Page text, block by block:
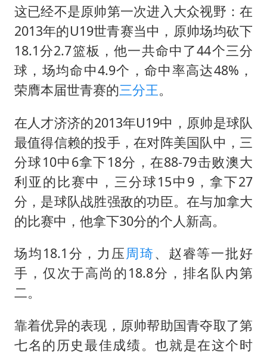
这已经不是原帅第一次进入大众视野：在
2013年的U19世青赛当中，原帅场均砍下
18.1分2.7篮板，他一共命中了44个三分
球，场均命中4.9个，命中率高达48%，
荣膺本届世青赛的三分王。
在人才济济的2013年U19中，原帅是球队
最值得信赖的投手，在对阵美国队中，三
分球10中6拿下18分，在88-79击败澳大
利亚的比赛中，三分球15中9，拿下27
分，是球队战胜强敌的功臣。在与加拿大
的比赛中，他拿下30分的个人新高。
场均18.1分，力压周琦、赵睿等一批好
手，仅次于高尚的18.8分，排名队内第
二。
靠着优异的表现，原帅帮助国青夺取了第
七名的历史最佳成绩。也就是在这个时